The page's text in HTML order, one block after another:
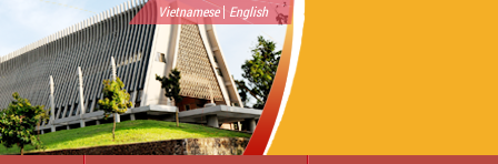
Vietnamese| English